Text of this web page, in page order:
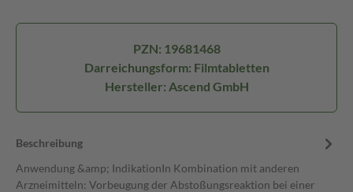
PZN: 19681468
Darreichungsform: Filmtabletten
Hersteller: Ascend GmbH
Beschreibung
Anwendung &amp; IndikationIn Kombination mit anderen
Arzneimitteln: Vorbeugung der Abstoßungsreaktion bei einer